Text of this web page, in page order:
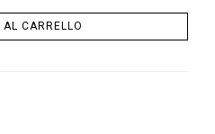
AL CARRELLO